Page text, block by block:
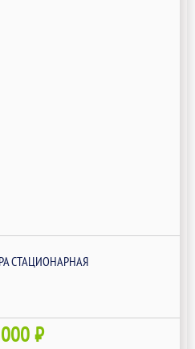
СТАЦИОНАРНАЯ
₽